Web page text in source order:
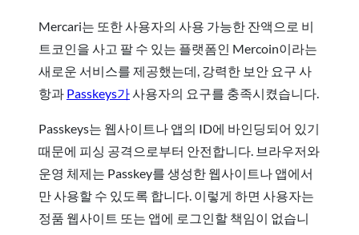
Mercari는 또한 사용자의 사용 가능한 잔액으로 비
트코인을 사고 팔 수 있는 플랫폼인 Mercoin이라는
새로운 서비스를 제공했는데, 강력한 보안 요구 사
항과 Passkeys가사용자의 요구를 충족시켰습니다.
Passkeys는 웹사이트나 앱의 ID에 바인딩되어 있기
때문에 피싱 공격으로부터 안전합니다. 브라우저와
운영 체제는 Passkey를 생성한 웹사이트나 앱에서
만 사용할 수 있도록 합니다. 이렇게 하면 사용자는
정품 웹사이트 또는 앱에 로그인할 책임이 없습니